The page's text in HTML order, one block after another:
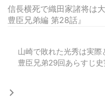
信長横死で織田家諸将は
豊臣兄弟編 第28話』
山崎で敗れた光秀は実際
豊臣兄弟29回あらすじ